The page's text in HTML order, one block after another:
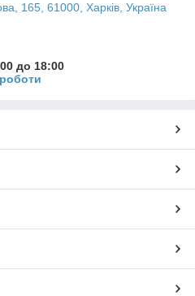
165, 61000, Харків, Україна
до 18:00